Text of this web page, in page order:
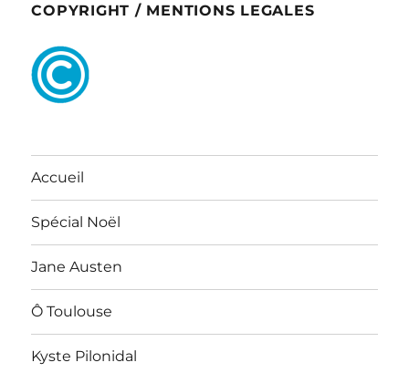
COPYRIGHT / MENTIONS LEGALES
Accueil
Spécial Noël
Jane Austen
Ô Toulouse
Kyste Pilonidal